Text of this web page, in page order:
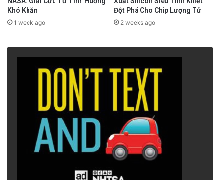
Khó Khăn
1 week ago
Đột Phá Cho Chip Lượng Tử
2 weeks ago